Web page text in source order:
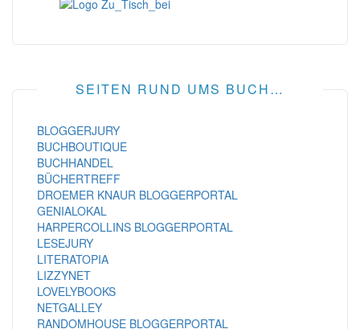
SEITEN RUND UMS BUCH…
BLOGGERJURY
BUCHBOUTIQUE
BUCHHANDEL
BÜCHERTREFF
DROEMER KNAUR BLOGGERPORTAL
GENIALOKAL
HARPERCOLLINS BLOGGERPORTAL
LESEJURY
LITERATOPIA
LIZZYNET
LOVELYBOOKS
NETGALLEY
RANDOMHOUSE BLOGGERPORTAL